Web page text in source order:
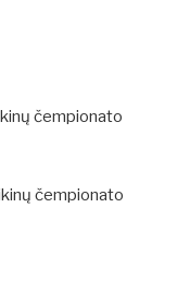
čempionato
čempionato